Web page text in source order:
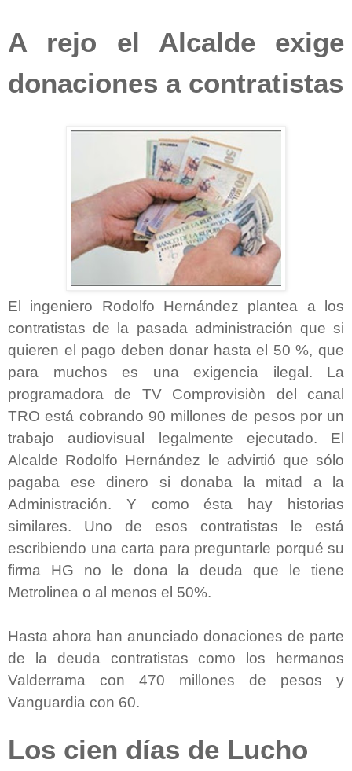
A rejo el Alcalde exige
donaciones a contratistas
El ingeniero Rodolfo Hernández plantea a los
contratistas de la pasada administración que si
quieren el pago deben donar hasta el 50 %, que
para muchos es una exigencia ilegal. La
programadora de TV Comprovisiòn del canal
TRO está cobrando 90 millones de pesos por un
trabajo audiovisual legalmente ejecutado. El
Alcalde Rodolfo Hernández le advirtió que sólo
pagaba ese dinero si donaba la mitad a la
Administración. Y como ésta hay historias
similares. Uno de esos contratistas le está
escribiendo una carta para preguntarle porqué su
firma HG no le dona la deuda que le tiene
Metrolinea o al menos el 50%.
Hasta ahora han anunciado donaciones de parte
de la deuda contratistas como los hermanos
Valderrama con 470 millones de pesos y
Vanguardia con 60.
Los cien días de Lucho